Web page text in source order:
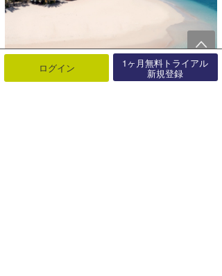
ログイン 1ヶ月無料トライアル
新規登録